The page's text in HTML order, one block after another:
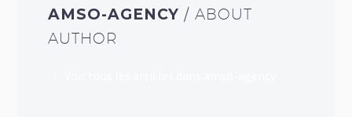
AMSO-AGENCY/ ABOUT
AUTHOR